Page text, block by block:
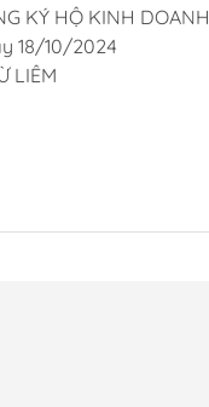
KÝ HỘ KINH DOANH
18/10/2024
LIÊM